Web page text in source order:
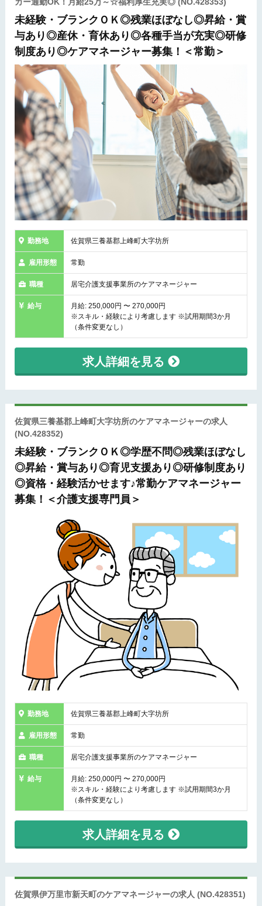
未経験・ブランクＯＫ◎残業ほぼなし◎昇給・賞
与あり◎産休・育休あり◎各種手当が充実◎研修
制度あり◎ケアマネージャー募集！＜常勤＞
勤務地 佐賀県三養基郡上峰町大字坊所
雇用形態 常勤
職種 居宅介護支援事業所のケアマネージャー
給与
月給: 250,000円 〜 270,000円
※スキル・経験により考慮します ※試用期間3か月
（条件変更なし）
求人詳細を見る
佐賀県三養基郡上峰町大字坊所のケアマネージャーの求人
(NO.428352)
未経験・ブランクＯＫ◎学歴不問◎残業ほぼなし
◎昇給・賞与あり◎育児支援あり◎研修制度あり
◎資格・経験活かせます♪常勤ケアマネージャー
募集！＜介護支援専門員＞
勤務地 佐賀県三養基郡上峰町大字坊所
雇用形態 常勤
職種 居宅介護支援事業所のケアマネージャー
給与
月給: 250,000円 〜 270,000円
※スキル・経験により考慮します ※試用期間3か月
（条件変更なし）
求人詳細を見る
佐賀県伊万里市新天町のケアマネージャーの求人 (NO.428351)